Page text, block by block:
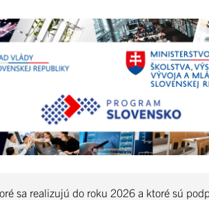
sa realizujú do roku 2026 a ktoré sú